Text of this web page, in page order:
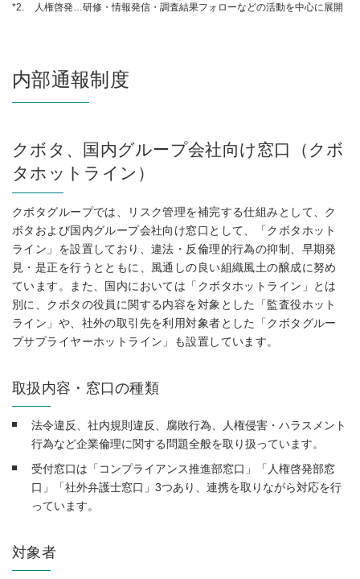
*2.
人権啓発…研修・情報発信・調査結果フォローなどの活動を中心に展開
内部通報制度
クボタ、国内グループ会社向け窓口（クボ
タホットライン）
クボタグループでは、リスク管理を補完する仕組みとして、ク
ボタおよび国内グループ会社向け窓口として、「クボタホット
ライン」を設置しており、違法・反倫理的行為の抑制、早期発
見・是正を行うとともに、風通しの良い組織風土の醸成に努め
ています。また、国内においては「クボタホットライン」とは
別に、クボタの役員に関する内容を対象とした「監査役ホット
ライン」や、社外の取引先を利用対象者とした「クボタグルー
プサプライヤーホットライン」も設置しています。
取扱内容・窓口の種類
法令違反、社内規則違反、腐敗行為、人権侵害・ハラスメント
行為など企業倫理に関する問題全般を取り扱っています。
受付窓口は「コンプライアンス推進部窓口」「人権啓発部窓
口」「社外弁護士窓口」3つあり、連携を取りながら対応を行
っています。
対象者